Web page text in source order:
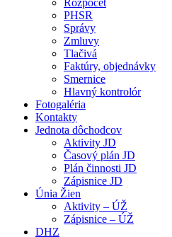
Rozpočet
PHSR
Správy
Zmluvy
Tlačivá
Faktúry, objednávky
Smernice
Hlavný kontrolór
Fotogaléria
Kontakty
Jednota dôchodcov
Aktivity JD
Časový plán JD
Plán činnosti JD
Zápisnice JD
Únia Žien
Aktivity – ÚŽ
Zápisnice – ÚŽ
DHZ